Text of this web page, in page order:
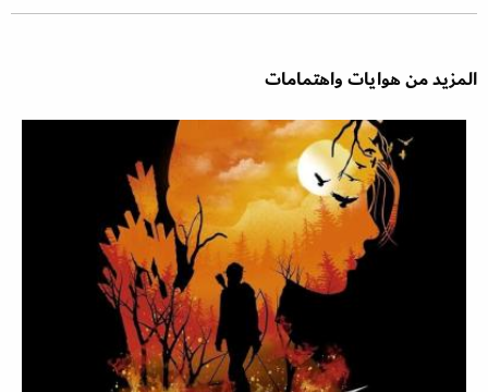
المزيد من هوايات واهتمامات